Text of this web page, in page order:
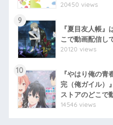
20450 views
9
『夏目友人帳
こで動画配信し
20120 views
10
『やはり俺の青
完（俺ガイル）
ストアのどこで
14546 views